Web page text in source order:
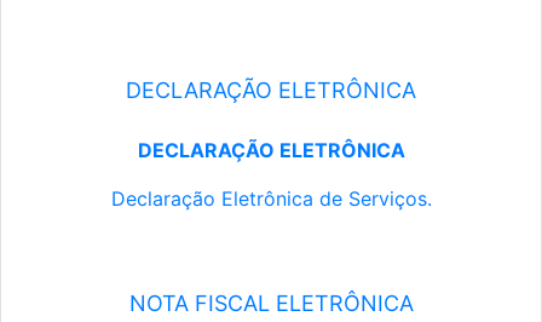
DECLARAÇÃO ELETRÔNICA
DECLARAÇÃO ELETRÔNICA
Declaração Eletrônica de Serviços.
NOTA FISCAL ELETRÔNICA